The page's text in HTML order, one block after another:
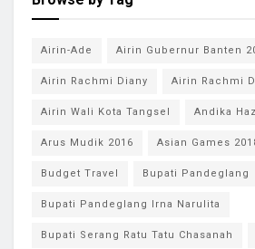
Airin-Ade Airin Gubernur Banten
Airin Rachmi Diany Airin Rachmi
Airin Wali Kota Tangsel Andika
Arus Mudik 2016 Asian Games
Budget Travel Bupati Pandeglang
Bupati Pandeglang Irna Narulita
Bupati Serang Ratu Tatu Chasanah